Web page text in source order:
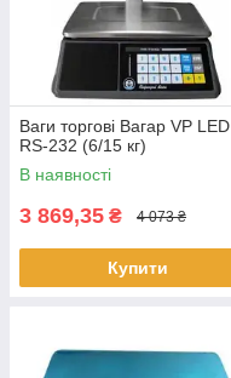
Ваги торгові Вагар VP LED
RS-232 (6/15 кг)
В наявності
3 869,35 ₴ 4 073 ₴
Купити